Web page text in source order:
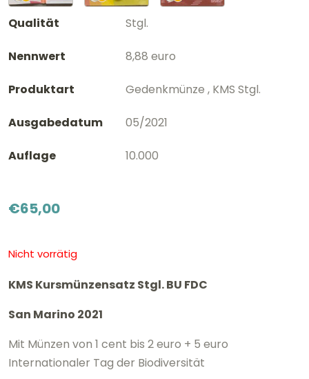
Qualität Stgl.
Nennwert 8,88 euro
Produktart Gedenkmünze , KMS Stgl.
Ausgabedatum 05/2021
Auflage 10.000
€65,00
Nicht vorrätig
KMS Kursmünzensatz Stgl. BU FDC
San Marino 2021
Mit Münzen von 1 cent bis 2 euro + 5 euro
Internationaler Tag der Biodiversität